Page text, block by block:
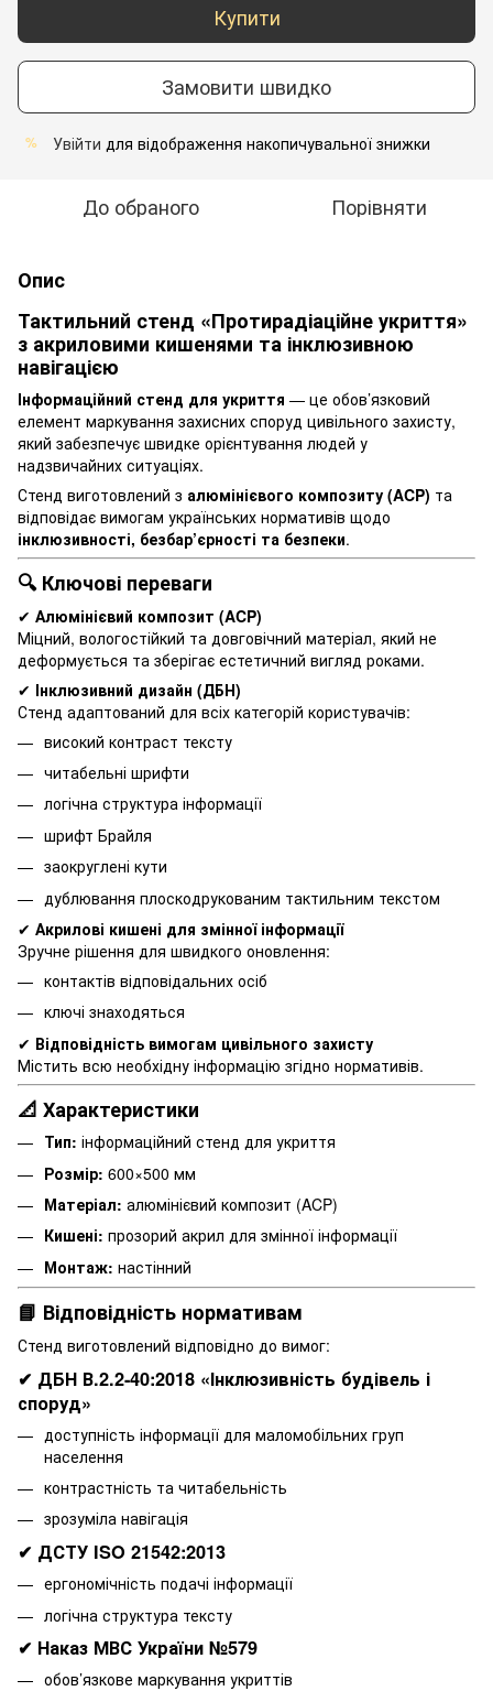
Купити
Замовити швидко
% Увійти для відображення накопичувальної знижки
До обраного Порівняти
Опис
Тактильний стенд «Протирадіаційне укриття»
з акриловими кишенями та інклюзивною
навігацією
Інформаційний стенд для укриття — це обов’язковий
елемент маркування захисних споруд цивільного захисту,
який забезпечує швидке орієнтування людей у
надзвичайних ситуаціях.
Стенд виготовлений з алюмінієвого композиту (ACP) та
відповідає вимогам українських нормативів щодо
інклюзивності, безбар’єрності та безпеки.
🔍 Ключові переваги
✔ Алюмінієвий композит (ACP)
Міцний, вологостійкий та довговічний матеріал, який не
деформується та зберігає естетичний вигляд роками.
✔ Інклюзивний дизайн (ДБН)
Стенд адаптований для всіх категорій користувачів:
високий контраст тексту
читабельні шрифти
логічна структура інформації
шрифт Брайля
заокруглені кути
дублювання плоскодрукованим тактильним текстом
✔ Акрилові кишені для змінної інформації
Зручне рішення для швидкого оновлення:
контактів відповідальних осіб
ключі знаходяться
✔ Відповідність вимогам цивільного захисту
Містить всю необхідну інформацію згідно нормативів.
📐 Характеристики
Тип: інформаційний стенд для укриття
Розмір: 600×500 мм
Матеріал: алюмінієвий композит (ACP)
Кишені: прозорий акрил для змінної інформації
Монтаж: настінний
📘 Відповідність нормативам
Стенд виготовлений відповідно до вимог:
✔ ДБН В.2.2-40:2018 «Інклюзивність будівель і
споруд»
доступність інформації для маломобільних груп
населення
контрастність та читабельність
зрозуміла навігація
✔ ДСТУ ISO 21542:2013
ергономічність подачі інформації
логічна структура тексту
✔ Наказ МВС України №579
обов’язкове маркування укриттів